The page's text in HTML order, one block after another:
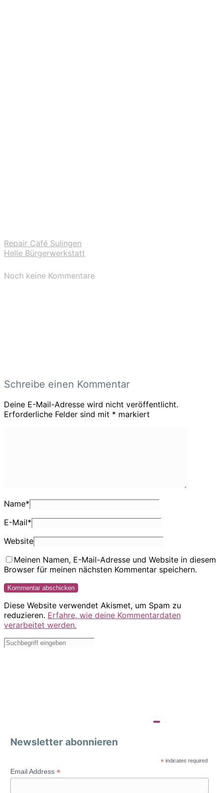
Repair Café Sulingen
Helle Bürgerwerkstatt
Noch keine Kommentare
Schreibe einen Kommentar
Deine E-Mail-Adresse wird nicht veröffentlicht.
Erforderliche Felder sind mit * markiert
Name*
E-Mail*
Website
Meinen Namen, E-Mail-Adresse und Website in diesem
Browser für meinen nächsten Kommentar speichern.
Diese Website verwendet Akismet, um Spam zu
reduzieren. Erfahre, wie deine Kommentardaten
verarbeitet werden.
Newsletter abonnieren
* indicates required
Email Address *